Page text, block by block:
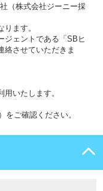
（株式会社ジーニー採
ます。
ジェントである「SBヒ
絡させていただきま
いたします。
をご確認ください。